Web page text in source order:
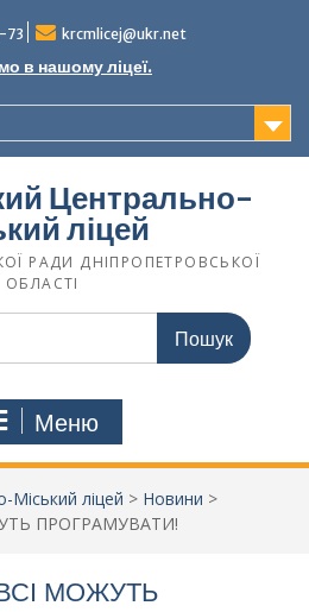
73 krcmlicej@ukr.net
в нашому ліцеї.
Центрально-
ліцей
РАДИ ДНІПРОПЕТРОВСЬКОЇ
ОБЛАСТІ
Меню
Міський ліцей > Новини >
ПРОГРАМУВАТИ!
МОЖУТЬ